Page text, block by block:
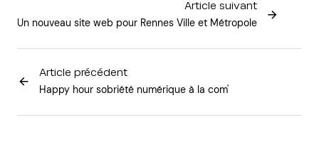
Article précédent
Happy hour sobriété numérique à la com'
Article suivant
Un nouveau site web pour Rennes Ville et Métropole